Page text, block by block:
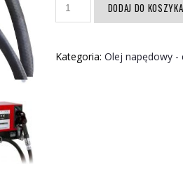
Piusi
DODAJ DO KOSZYKA
Kategoria: Olej napędowy -